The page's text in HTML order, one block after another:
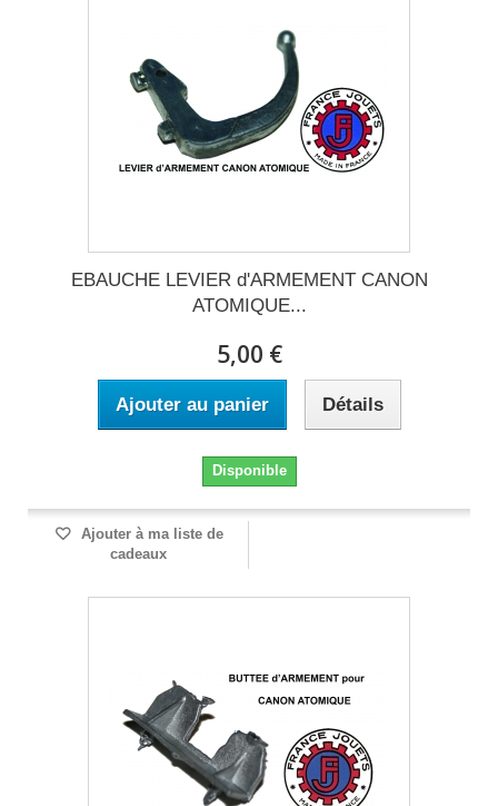
EBAUCHE LEVIER d'ARMEMENT CANON
ATOMIQUE...
5,00 €
Ajouter au panier Détails
Disponible
Ajouter à ma liste de
cadeaux